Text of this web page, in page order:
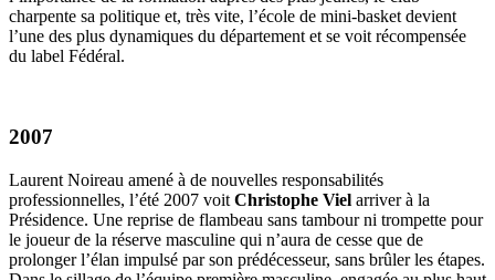
charpente sa politique et, très vite, l’école de mini-basket devient
l’une des plus dynamiques du département et se voit récompensée
du label Fédéral.
2007
Laurent Noireau amené à de nouvelles responsabilités
professionnelles, l’été 2007 voit Christophe Viel arriver à la
Présidence. Une reprise de flambeau sans tambour ni trompette pour
le joueur de la réserve masculine qui n’aura de cesse que de
prolonger l’élan impulsé par son prédécesseur, sans brûler les étapes.